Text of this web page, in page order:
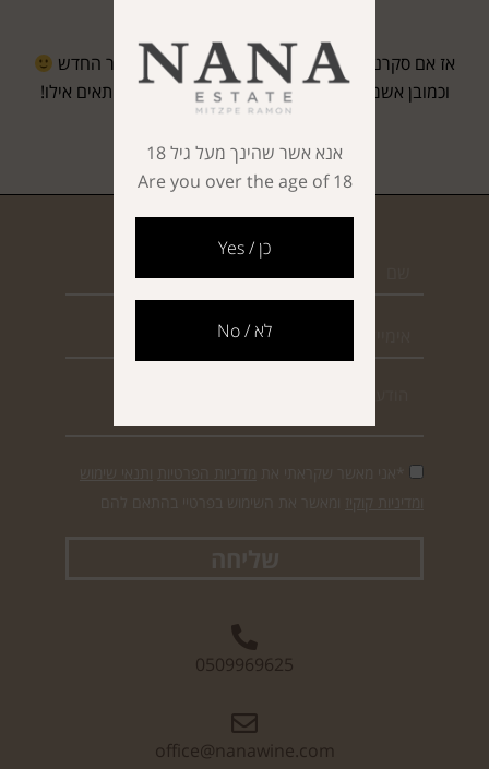
אז אם סקרנתי אתכם, תלחצו פהכדי לטעום הבציר החדש
וכמובן אשמח לשמוע איזה אוכל אתם מתכננים להתאים אילו!
צור קשר
0509969625
office@nanawine.com
אנא אשר שהינך מעל גיל 18
Are you over the age of 18
כן / Yes
לא / No